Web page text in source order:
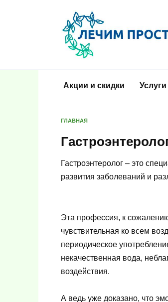
Акции и скидки
ГЛАВНАЯ
Гастроэнтеролог – это
развития заболеваний и
Эта профессия, к
чувствительная ко всем
периодическое
некачественная вода,
воздействия.
А ведь уже доказано, что